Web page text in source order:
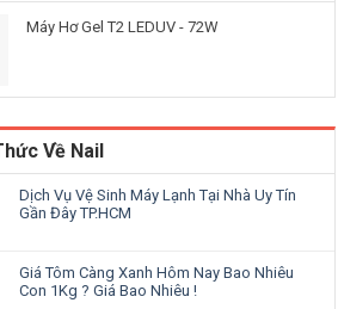
Máy Hơ Gel T2 LEDUV - 72W
Về Nail
Dịch Vụ Vệ Sinh Máy Lạnh Tại Nhà Uy Tín
Gần Đây TP.HCM
Giá Tôm Càng Xanh Hôm Nay Bao Nhiêu
Con 1Kg ? Giá Bao Nhiêu !